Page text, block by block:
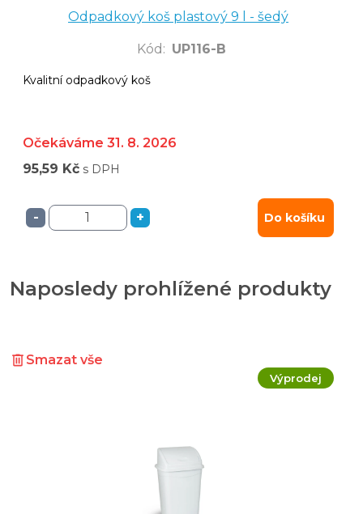
Odpadkový koš plastový 9 l - šedý
Kód : UP116-B
Kvalitní odpadkový koš
Očekáváme 31. 8. 2026
95,59 Kč s DPH
- + Do košíku
Naposledy prohlížené produkty
Smazat vše
Výprodej